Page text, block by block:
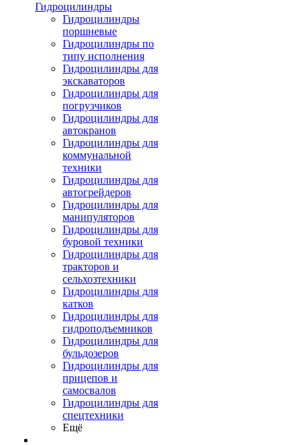
Гидроцилиндры
Гидроцилиндры
поршневые
Гидроцилиндры по
типу исполнения
Гидроцилиндры для
экскаваторов
Гидроцилиндры для
погрузчиков
Гидроцилиндры для
автокранов
Гидроцилиндры для
коммунальной
техники
Гидроцилиндры для
автогрейдеров
Гидроцилиндры для
манипуляторов
Гидроцилиндры для
буровой техники
Гидроцилиндры для
тракторов и
сельхозтехники
Гидроцилиндры для
катков
Гидроцилиндры для
гидроподъемников
Гидроцилиндры для
бульдозеров
Гидроцилиндры для
прицепов и
самосвалов
Гидроцилиндры для
спецтехники
Ещё